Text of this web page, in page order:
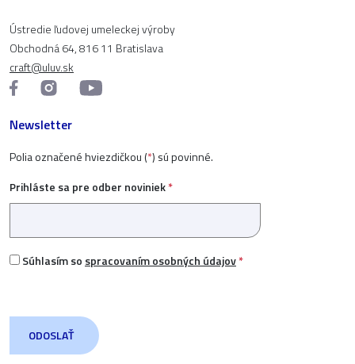
Ústredie ľudovej umeleckej výroby
Obchodná 64, 816 11 Bratislava
craft@uluv.sk
Newsletter
Polia označené hviezdičkou (*) sú povinné.
Prihláste sa pre odber noviniek*
Súhlasím so spracovaním osobných údajov*